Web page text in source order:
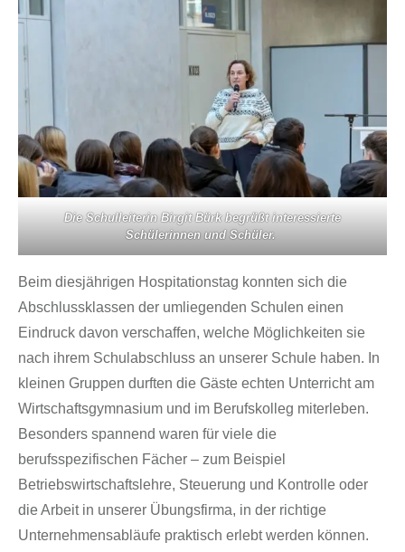
Die Schulleiterin Birgit Bürk begrüßt interessierte
Schülerinnen und Schüler.
Beim diesjährigen Hospitationstag konnten sich die
Abschlussklassen der umliegenden Schulen einen
Eindruck davon verschaffen, welche Möglichkeiten sie
nach ihrem Schulabschluss an unserer Schule haben. In
kleinen Gruppen durften die Gäste echten Unterricht am
Wirtschaftsgymnasium und im Berufskolleg miterleben.
Besonders spannend waren für viele die
berufsspezifischen Fächer – zum Beispiel
Betriebswirtschaftslehre, Steuerung und Kontrolle oder
die Arbeit in unserer Übungsfirma, in der richtige
Unternehmensabläufe praktisch erlebt werden können.